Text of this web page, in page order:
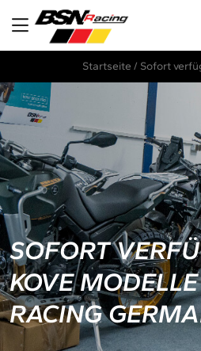
Startseite / Sofort
SOFORT
KOVE
RACING